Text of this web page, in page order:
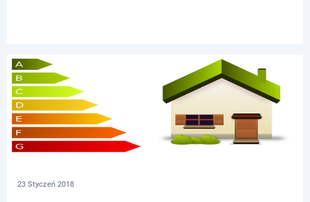
23 Styczeń 2018